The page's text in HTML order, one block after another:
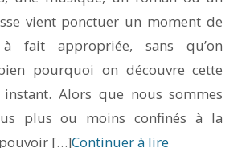
vient ponctuer un moment de
fait appropriée, sans qu’on
pourquoi on découvre cette
Alors que nous sommes
plus ou moins confinés à la
[…]Continuer à lire